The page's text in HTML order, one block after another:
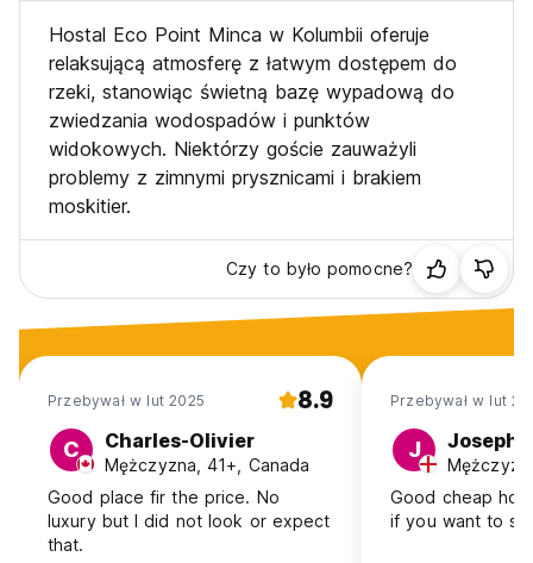
Hostal Eco Point Minca w Kolumbii oferuje
relaksującą atmosferę z łatwym dostępem do
rzeki, stanowiąc świetną bazę wypadową do
zwiedzania wodospadów i punktów
widokowych. Niektórzy goście zauważyli
problemy z zimnymi prysznicami i brakiem
moskitier.
Czy to było pomocne?
Przebywał w lut 2025 8.9
C Charles-Olivier
Mężczyzna, 41+, Canada
Good place fir the price. No
luxury but I did not look or expect
that.
Przebywał w lut
J Joseph
Good cheap
if you want to